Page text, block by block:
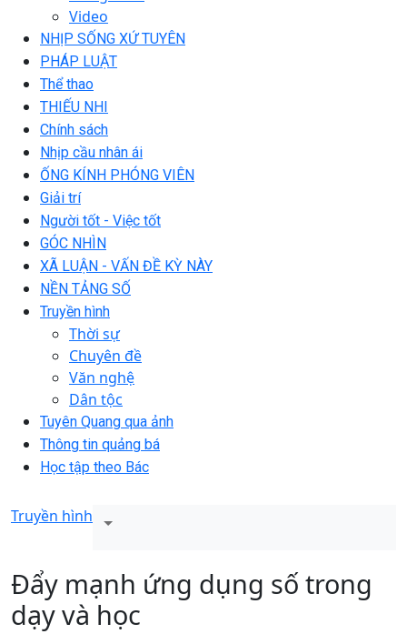
Video
NHỊP SỐNG XỨ TUYÊN
PHÁP LUẬT
Thể thao
THIẾU NHI
Chính sách
Nhịp cầu nhân ái
ỐNG KÍNH PHÓNG VIÊN
Giải trí
Người tốt - Việc tốt
GÓC NHÌN
XÃ LUẬN - VẤN ĐỀ KỲ NÀY
NỀN TẢNG SỐ
Truyền hình
Thời sự
Chuyên đề
Văn nghệ
Dân tộc
Tuyên Quang qua ảnh
Thông tin quảng bá
Học tập theo Bác
Truyền hình
Đẩy mạnh ứng dụng số trong
dạy và học